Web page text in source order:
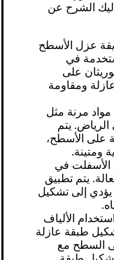
الشرح عن
عزل الأسطح
في
على
ومقاومة
مرنة مثل
يتم
على الأسطح،
ومتينة.
الأسفلت في
يتم تطبيق
إلى تشكيل
الألياف
طبقة عازلة
السطح مع